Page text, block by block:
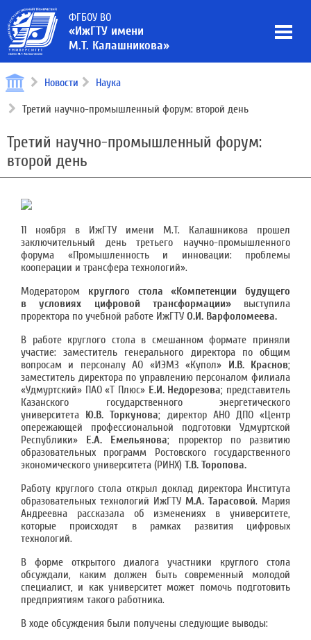
ФГБОУ ВО
«ИжГТУ имени
М.Т. Калашникова»
Новости Наука
Третий научно-промышленный форум: второй день
Третий научно-промышленный форум:
второй день
11 ноября в ИжГТУ имени М.Т. Калашникова прошел
заключительный день третьего научно-промышленного
форума «Промышленность и инновации: проблемы
кооперации и трансфера технологий».
Модератором круглого стола «Компетенции будущего
в условиях цифровой трансформации»выступила
проректора по учебной работе ИжГТУ О.И. Варфоломеева.
В работе круглого стола в смешанном формате приняли
участие: заместитель генерального директора по общим
вопросам и персоналу АО «ИЭМЗ «Купол» И.В. Краснов;
заместитель директора по управлению персоналом филиала
«Удмуртский» ПАО «Т Плюс» Е.И. Недорезова; представитель
Казанского государственного энергетического
университета Ю.В. Торкунова; директор АНО ДПО «Центр
опережающей профессиональной подготовки Удмуртской
Республики» Е.А. Емельянова; проректор по развитию
образовательных программ Ростовского государственного
экономического университета (РИНХ) Т.В. Торопова.
Работу круглого стола открыл доклад директора Института
образовательных технологий ИжГТУ М.А. Тарасовой. Мария
Андреевна рассказала об изменениях в университете,
которые происходят в рамках развития цифровых
технологий.
В форме открытого диалога участники круглого стола
обсуждали, каким должен быть современный молодой
специалист, и как университет может помочь подготовить
предприятиям такого работника.
В ходе обсуждения были получены следующие выводы: